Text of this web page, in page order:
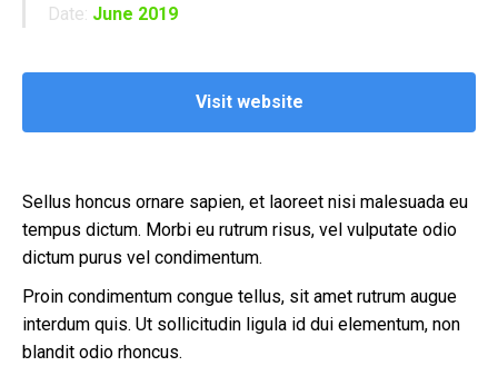
Date: June 2019
Visit website
Sellus honcus ornare sapien, et laoreet nisi malesuada eu
tempus dictum. Morbi eu rutrum risus, vel vulputate odio
dictum purus vel condimentum.
Proin condimentum congue tellus, sit amet rutrum augue
interdum quis. Ut sollicitudin ligula id dui elementum, non
blandit odio rhoncus.